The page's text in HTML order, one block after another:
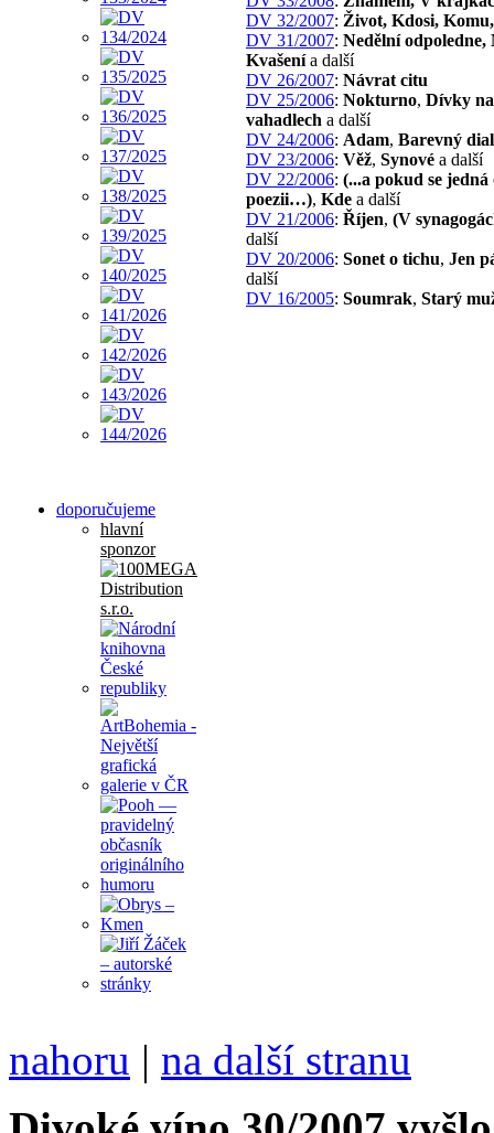
doporučujeme
hlavní
sponzor
DV 32/2007: Život, Kdosi,
DV 31/2007: Nedělní odpoledne,
Kvašenía další
DV 26/2007: Návrat citu
DV 25/2006: Nokturno, Dívky na
vahadlech a další
DV 24/2006: Adam, Barevný
DV 23/2006: Věž, Synové a další
DV 22/2006: (...a pokud se jedná
poezii…), Kde a další
DV 21/2006: Říjen, (V
další
DV 20/2006: Sonet o tichu, Jen
další
DV 16/2005: Soumrak, Starý
nahoru | na další stranu